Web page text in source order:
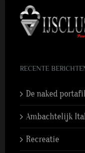
RECENTE
De naked
Ambachtelijk
Recreatie